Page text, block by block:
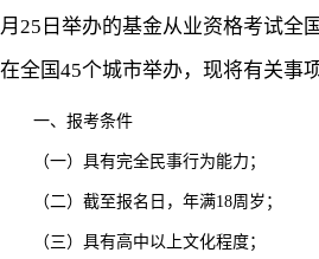
月25日举办的基金从业资格考试全
在全国45个城市举办，现将有关事
一、报考条件
（一）具有完全民事行为能力；
（二）截至报名日，年满18周岁；
（三）具有高中以上文化程度；